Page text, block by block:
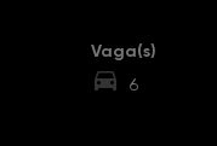
Vaga(s)
6